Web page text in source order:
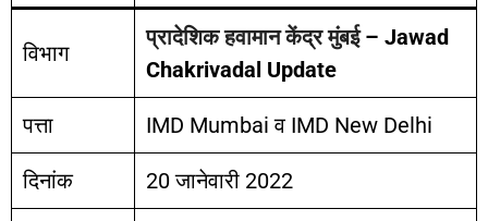
विभाग
प्रादेशिक हवामान केंद्र मुंबई– Jawad
Chakrivadal Update
पत्ता IMD Mumbai व IMD New Delhi
दिनांक 20 जानेवारी 2022